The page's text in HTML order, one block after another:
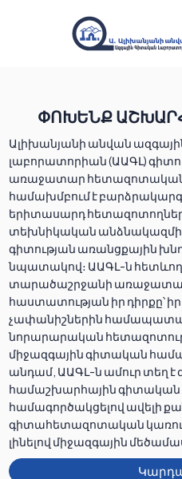
ՓՈԽԵՆՔ
Ալիխանյանի անվան
լաբորատորիան (ԱԱԳԼ)
առաջատար հետազոտական
համախմբում է
երիտասարդ
տեխնիկական
գիտության առանցքային
նպատակով։ ԱԱԳԼ-ն
տարածաշրջանի
հաստատության իր դիրքը՝
չափանիշներին
նորարարական
միջազգային գիտական
անդամ, ԱԱԳԼ-ն ամուր տեղ է
համաշխարհային գիտական
համագործակցելով ավելի
գիտահետազոտական
լինելով միջազգային